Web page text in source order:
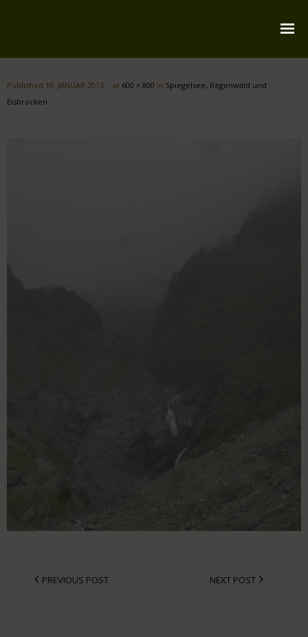
Über mich
Published 10. JANUAR 2015 at 600 × 800 in Spiegelsee, Regenwald und
Eisbrocken
PREVIOUS POST NEXT POST